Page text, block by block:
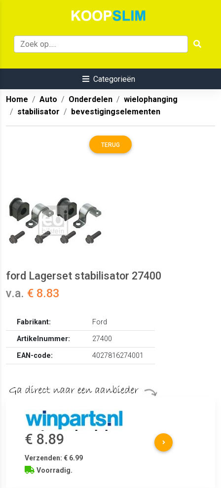
Categorieën
Home Auto Onderdelen
wielophanging
stabilisator
bevestigingselementen
TERUG
ford Lagerset stabilisator 27400
v.a. € 8.83
Fabrikant:
Ford
Artikelnummer:
27400
EAN-code:
4027816274001
€ 8.89
Verzenden: € 6.99
Voorradig.